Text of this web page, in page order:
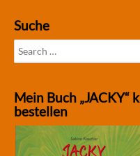
Suche
Search
for:
Mein Buch „JACKY“
bestellen